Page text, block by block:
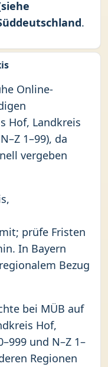
.
Online-
Hof, Landkreis
1–99), da
vergeben
prüfe Fristen
In Bayern
Bezug
bei MÜB auf
Hof,
und N–Z 1–
Regionen